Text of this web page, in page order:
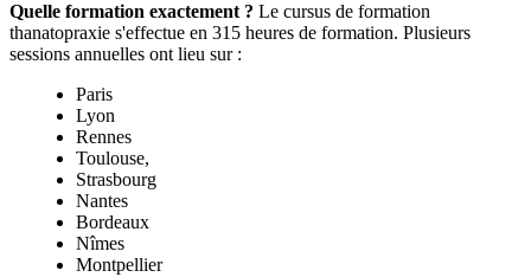
Quelle formation exactement ? Le cursus de formation
thanatopraxie s'effectue en 315 heures de formation. Plusieurs
sessions annuelles ont lieu sur :
Paris
Lyon
Rennes
Toulouse,
Strasbourg
Nantes
Bordeaux
Nîmes
Montpellier